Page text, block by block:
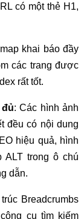
có một thẻ H1,
khai báo đầy
các trang được
rất tốt.
: Các hình ảnh
đều có nội dung
hiệu quả, hình
ALT trong ô chú
dẫn.
Breadcrumbs
cụ tìm kiếm